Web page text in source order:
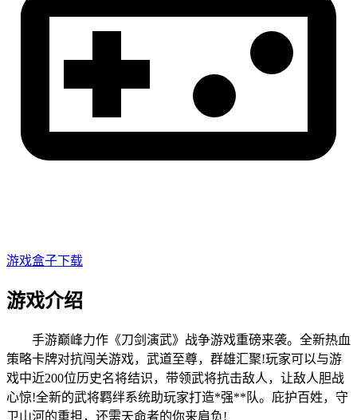
游戏盒子下载
游戏介绍
手游巅峰力作《刀剑演武》战争游戏重磅来袭。全新热血
策略卡牌对抗闯关游戏，武道至尊，群雄汇聚!玩家可以与游
戏中近200位历史名将结识，带领武将抗击敌人，让敌人胆战
心惊!全新的武将羁绊系统助玩家打造*强**队。庇护百姓，守
卫山河的重担，还需天命者的你来肩负!